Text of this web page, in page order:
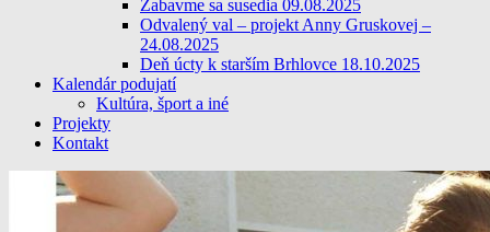
Zabavme sa susedia 09.08.2025
Odvalený val – projekt Anny Gruskovej –
24.08.2025
Deň úcty k starším Brhlovce 18.10.2025
Kalendár podujatí
Kultúra, šport a iné
Projekty
Kontakt